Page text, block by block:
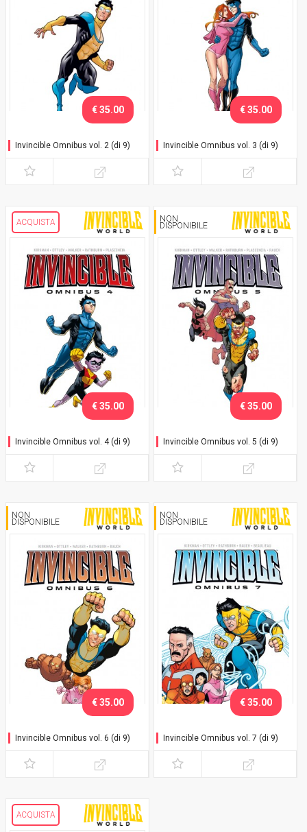
Invincible Omnibus vol. 2 (di 9)
€ 35.00
Invincible Omnibus vol. 3 (di 9)
€ 35.00
ACQUISTA
Invincible Omnibus vol. 4 (di 9)
€ 35.00
NON
DISPONIBILE
Invincible Omnibus vol. 5 (di 9)
€ 35.00
NON
DISPONIBILE
Invincible Omnibus vol. 6 (di 9)
€ 35.00
NON
DISPONIBILE
Invincible Omnibus vol. 7 (di 9)
€ 35.00
ACQUISTA